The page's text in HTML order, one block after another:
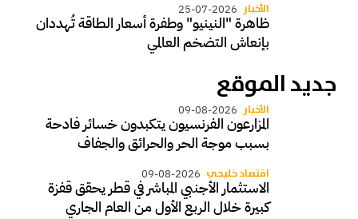
الأخبار 25-07-2026
ظاهرة "النينيو" وطفرة أسعار الطاقة تُهددان
بإنعاش التضخم العالمي
جديد الموقع
الأخبار 09-08-2026
المزارعون الفرنسيون يتكبدون خسائر فادحة
بسبب موجة الحر والحرائق والجفاف
اقتصاد خليجي 09-08-2026
الاستثمار الأجنبي المباشر في قطر يحقق قفزة
كبيرة خلال الربع الأول من العام الجاري